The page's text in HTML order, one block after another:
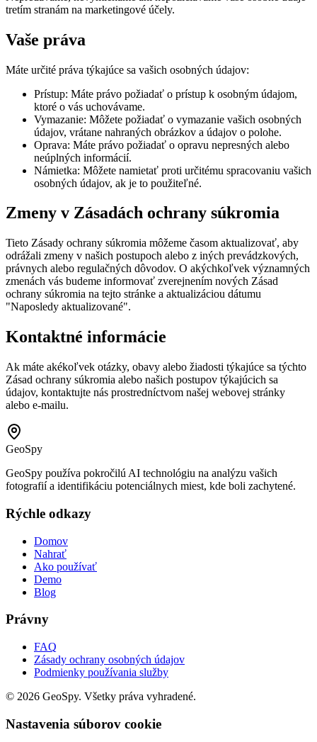
tretím stranám na marketingové účely.
Vaše práva
Máte určité práva týkajúce sa vašich osobných údajov:
Prístup: Máte právo požiadať o prístup k osobným údajom,
ktoré o vás uchovávame.
Vymazanie: Môžete požiadať o vymazanie vašich osobných
údajov, vrátane nahraných obrázkov a údajov o polohe.
Oprava: Máte právo požiadať o opravu nepresných alebo
neúplných informácií.
Námietka: Môžete namietať proti určitému spracovaniu vašich
osobných údajov, ak je to použiteľné.
Zmeny v Zásadách ochrany súkromia
Tieto Zásady ochrany súkromia môžeme časom aktualizovať, aby
odrážali zmeny v našich postupoch alebo z iných prevádzkových,
právnych alebo regulačných dôvodov. O akýchkoľvek významných
zmenách vás budeme informovať zverejnením nových Zásad
ochrany súkromia na tejto stránke a aktualizáciou dátumu
"Naposledy aktualizované".
Kontaktné informácie
Ak máte akékoľvek otázky, obavy alebo žiadosti týkajúce sa týchto
Zásad ochrany súkromia alebo našich postupov týkajúcich sa
údajov, kontaktujte nás prostredníctvom našej webovej stránky
alebo e-mailu.
GeoSpy
GeoSpy používa pokročilú AI technológiu na analýzu vašich
fotografií a identifikáciu potenciálnych miest, kde boli zachytené.
Rýchle odkazy
Domov
Nahrať
Ako používať
Demo
Blog
Právny
FAQ
Zásady ochrany osobných údajov
Podmienky používania služby
© 2026 GeoSpy. Všetky práva vyhradené.
Nastavenia súborov cookie